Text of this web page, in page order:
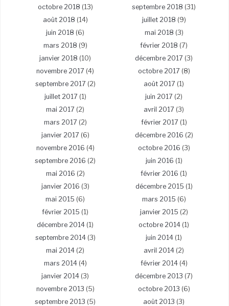
octobre 2018 (13) septembre 2018 (31)
août 2018 (14) juillet 2018 (9)
juin 2018 (6) mai 2018 (3)
mars 2018 (9) février 2018 (7)
janvier 2018 (10) décembre 2017 (3)
novembre 2017 (4) octobre 2017 (8)
septembre 2017 (2) août 2017 (1)
juillet 2017 (1) juin 2017 (2)
mai 2017 (2) avril 2017 (3)
mars 2017 (2) février 2017 (1)
janvier 2017 (6) décembre 2016 (2)
novembre 2016 (4) octobre 2016 (3)
septembre 2016 (2) juin 2016 (1)
mai 2016 (2) février 2016 (1)
janvier 2016 (3) décembre 2015 (1)
mai 2015 (6) mars 2015 (6)
février 2015 (1) janvier 2015 (2)
décembre 2014 (1) octobre 2014 (1)
septembre 2014(3) juin 2014 (1)
mai 2014 (2) avril 2014 (2)
mars 2014(4) février 2014(4)
janvier 2014 (3) décembre 2013 (7)
novembre 2013 (5) octobre 2013 (6)
septembre 2013 (5) août 2013 (3)